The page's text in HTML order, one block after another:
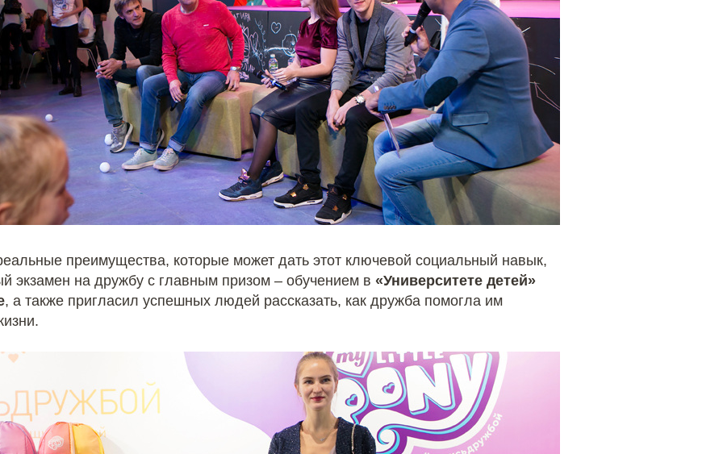
преимущества, которые может дать этот ключевой социальный навык,
экзамен на дружбу с главным призом – обучением в «Университете детей»
, а также пригласил успешных людей рассказать, как дружба помогла им